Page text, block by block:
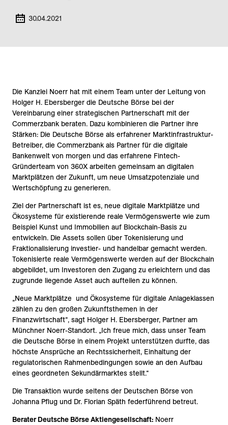
30.04.2021
Die Kanzlei Noerr hat mit einem Team unter der Leitung von
Holger H. Ebersberger die Deutsche Börse bei der
Vereinbarung einer strategischen Partnerschaft mit der
Commerzbank beraten. Dazu kombinieren die Partner ihre
Stärken: Die Deutsche Börse als erfahrener Marktinfrastruktur-
Betreiber, die Commerzbank als Partner für die digitale
Bankenwelt von morgen und das erfahrene Fintech-
Gründerteam von 360X arbeiten gemeinsam an digitalen
Marktplätzen der Zukunft, um neue Umsatzpotenziale und
Wertschöpfung zu generieren.
Ziel der Partnerschaft ist es, neue digitale Marktplätze und
Ökosysteme für existierende reale Vermögenswerte wie zum
Beispiel Kunst und Immobilien auf Blockchain-Basis zu
entwickeln. Die Assets sollen über Tokenisierung und
Fraktionalisierung investier- und handelbar gemacht werden.
Tokenisierte reale Vermögenswerte werden auf der Blockchain
abgebildet, um Investoren den Zugang zu erleichtern und das
zugrunde liegende Asset auch aufteilen zu können.
„Neue Marktplätze und Ökosysteme für digitale Anlageklassen
zählen zu den großen Zukunftsthemen in der
Finanzwirtschaft“, sagt Holger H. Ebersberger, Partner am
Münchner Noerr-Standort. „Ich freue mich, dass unser Team
die Deutsche Börse in einem Projekt unterstützen durfte, das
höchste Ansprüche an Rechtssicherheit, Einhaltung der
regulatorischen Rahmenbedingungen sowie an den Aufbau
eines geordneten Sekundärmarktes stellt.“
Die Transaktion wurde seitens der Deutschen Börse von
Johanna Pflug und Dr. Florian Späth federführend betreut.
Berater Deutsche Börse Aktiengesellschaft: Noerr